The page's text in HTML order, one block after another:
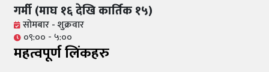
गर्मी (माघ १६ देखि कार्तिक १५)
सोमबार - शुक्रवार
०९:०० - ५:००
महत्वपूर्ण लिंकहरु